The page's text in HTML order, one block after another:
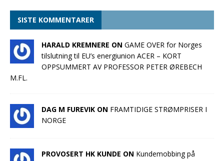
SISTE KOMMENTARER
HARALD KREMNERE ON GAME OVER for Norges
tilslutning til EU’s energiunion ACER – KORT
OPPSUMMERT AV PROFESSOR PETER ØREBECH
M.FL.
DAG M FUREVIK ON FRAMTIDIGE STRØMPRISER I
NORGE
PROVOSERT HK KUNDE ON Kundemobbing på